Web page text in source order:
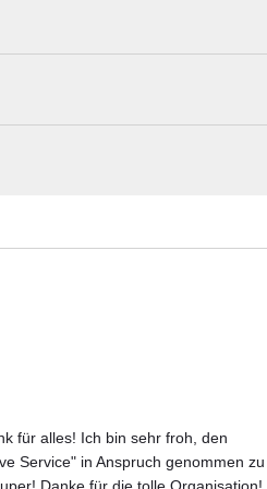
für alles! Ich bin sehr froh, den
Service" in Anspruch genommen zu